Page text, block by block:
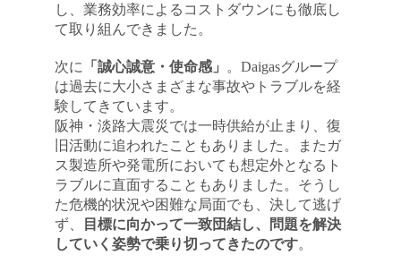
し、業務効率によるコストダウンにも徹底し
て取り組んできました。
次に 「誠心誠意・使命感」 。Daigasグループ
は過去に大小さまざまな事故やトラブルを経
験してきています。
阪神・淡路大震災では一時供給が止まり、復
旧活動に追われたこともありました。またガ
ス製造所や発電所においても想定外となるト
ラブルに直面することもありました。そうし
た危機的状況や困難な局面でも、決して逃げ
ず、
目標に向かって一致団結し、問題を解決
していく姿勢で乗り切ってきたのです。